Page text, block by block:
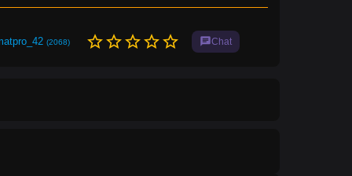
(2068) star_borderstar_borderstar_borderstar_borderstar_border chatChat